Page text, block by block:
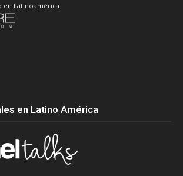
en Latinoamérica
en Latino América